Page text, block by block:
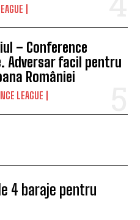
– Conference
Adversar facil pentru
României
LEAGUE
4 baraje pentru